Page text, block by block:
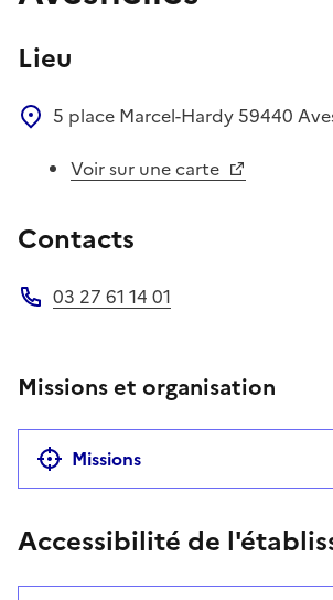
Lieu
5 place Marcel-Hardy 59440
Voir sur une carte
Contacts
03 27 61 14 01
Missions et organisation
Missions
Accessibilité de